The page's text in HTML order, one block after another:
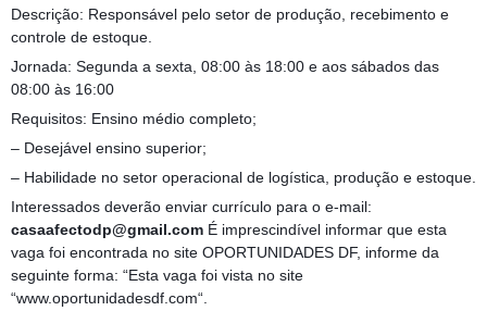
Descrição: Responsável pelo setor de produção, recebimento e
controle de estoque.
Jornada: Segunda a sexta, 08:00 às 18:00 e aos sábados das
08:00 às 16:00
Requisitos: Ensino médio completo;
– Desejável ensino superior;
– Habilidade no setor operacional de logística, produção e estoque.
Interessados deverão enviar currículo para o e-mail:
casaafectodp@gmail.com É imprescindível informar que esta
vaga foi encontrada no site OPORTUNIDADES DF, informe da
seguinte forma: “Esta vaga foi vista no site
“www.oportunidadesdf.com“.